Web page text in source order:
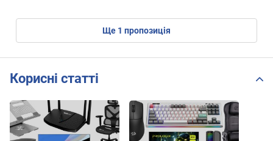
ще 1 пропозиція
Корисні статті